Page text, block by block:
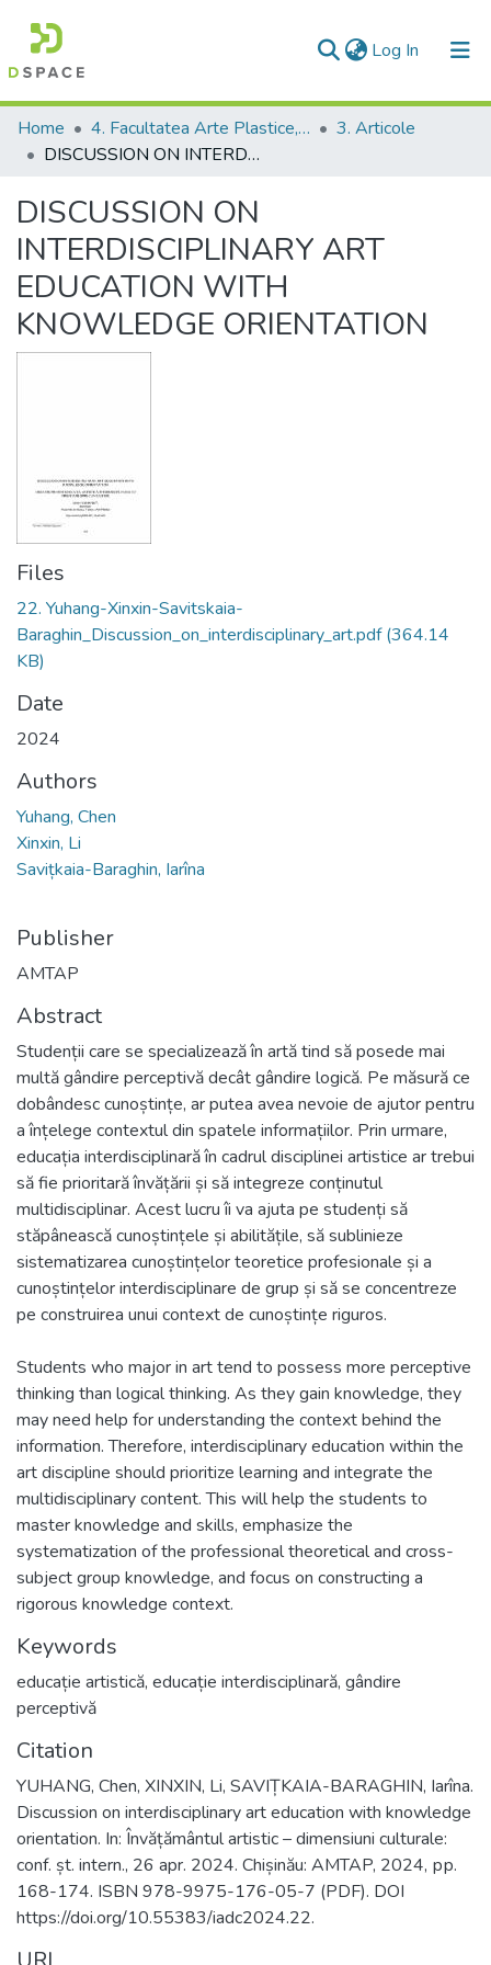
Log In (current)
Communities & Collections
All of DSpace
Statistics
Home 4. Facultatea Arte Plastice, Decorative şi Design
3. Articole
DISCUSSION ON INTERDISCIPLINARY ART EDUCATION WITH KNOWLEDGE ORIENTATION
DISCUSSION ON
INTERDISCIPLINARY ART
EDUCATION WITH
KNOWLEDGE ORIENTATION
Files
22. Yuhang-Xinxin-Savitskaia-
Baraghin_Discussion_on_interdisciplinary_art.pdf(364.14
KB)
Date
2024
Authors
Yuhang, Chen
Xinxin, Li
Savițkaia-Baraghin, Iarîna
Publisher
AMTAP
Abstract
Studenții care se specializează în artă tind să posede mai
multă gândire perceptivă decât gândire logică. Pe măsură ce
dobândesc cunoștințe, ar putea avea nevoie de ajutor pentru
a înțelege contextul din spatele informațiilor. Prin urmare,
educația interdisciplinară în cadrul disciplinei artistice ar trebui
să fie prioritară învățării și să integreze conținutul
multidisciplinar. Acest lucru îi va ajuta pe studenți să
stăpânească cunoștințele și abilitățile, să sublinieze
sistematizarea cunoștințelor teoretice profesionale și a
cunoștințelor interdisciplinare de grup și să se concentreze
pe construirea unui context de cunoștințe riguros.
Students who major in art tend to possess more perceptive
thinking than logical thinking. As they gain knowledge, they
may need help for understanding the context behind the
information. Therefore, interdisciplinary education within the
art discipline should prioritize learning and integrate the
multidisciplinary content. This will help the students to
master knowledge and skills, emphasize the
systematization of the professional theoretical and cross-
subject group knowledge, and focus on constructing a
rigorous knowledge context.
Keywords
educație artistică, educație interdisciplinară, gândire
perceptivă
Citation
YUHANG, Chen, XINXIN, Li, SAVIȚKAIA-BARAGHIN, Iarîna.
Discussion on interdisciplinary art education with knowledge
orientation. In: Învățământul artistic – dimensiuni culturale:
conf. șt. intern., 26 apr. 2024. Chișinău: AMTAP, 2024, рр.
168-174. ISBN 978-9975-176-05-7 (PDF). DOI
https://doi.org/10.55383/iadc2024.22.